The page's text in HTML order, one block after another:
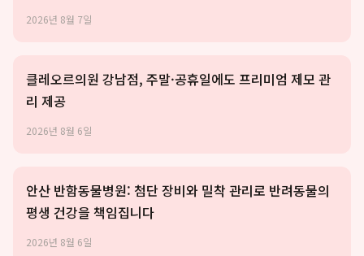
2026년 8월 7일
클레오르의원 강남점, 주말·공휴일에도 프리미엄 제모 관
리 제공
2026년 8월 6일
안산 반함동물병원: 첨단 장비와 밀착 관리로 반려동물의
평생 건강을 책임집니다
2026년 8월 6일